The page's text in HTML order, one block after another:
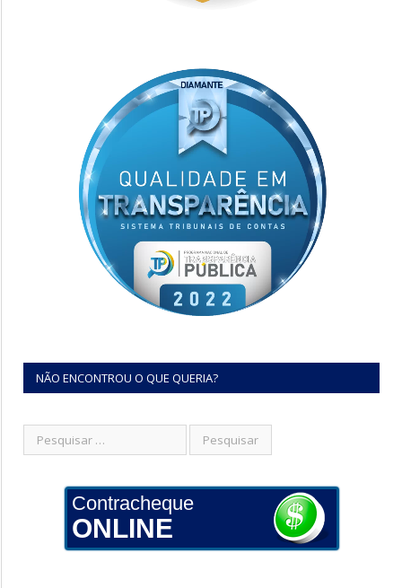
NÃO ENCONTROU O QUE QUERIA?
Contracheque
ONLINE